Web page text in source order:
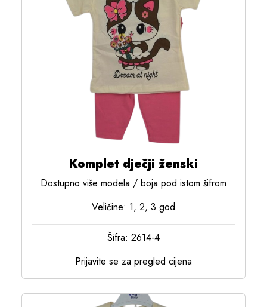
Komplet dječji ženski
Dostupno više modela / boja pod istom šifrom
Veličine: 1, 2, 3 god
Šifra: 2614-4
Prijavite se za pregled cijena